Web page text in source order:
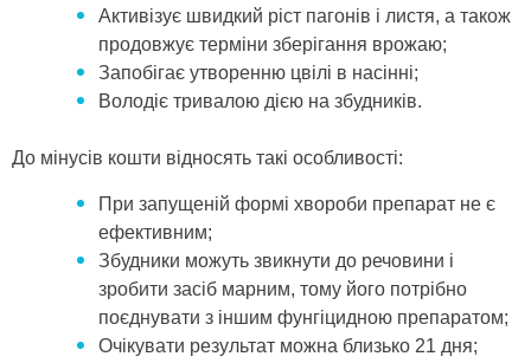
Активізує швидкий ріст пагонів і листя, а також
продовжує терміни зберігання врожаю;
Запобігає утворенню цвілі в насінні;
Володіє тривалою дією на збудників.
До мінусів кошти відносять такі особливості:
При запущеній формі хвороби препарат не є
ефективним;
Збудники можуть звикнути до речовини і
зробити засіб марним, тому його потрібно
поєднувати з іншим фунгіцидною препаратом;
Очікувати результат можна близько 21 дня;